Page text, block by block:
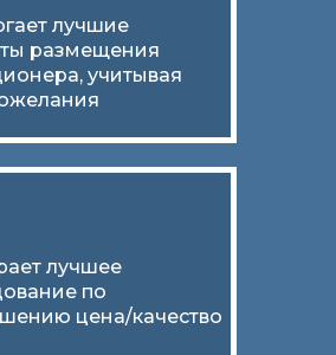
лучшее
по
цена/качество
лучшие
размещения
учитывая